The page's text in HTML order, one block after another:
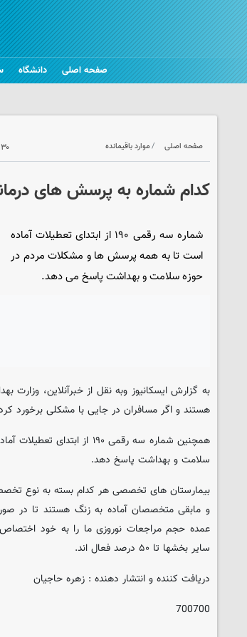
صفحه اصلی دانشگاه
صفحه اصلی موارد باقیمانده ۳۰ اسفند ۱۳۹۵ - ۱۳:۰۵
کدام شماره به پرسش های
شماره سه رقمی ۱۹۰ از ابتدای تعطیلات آماده
است تا به همه پرسش ها و مشکلات مردم در
حوزه سلامت و بهداشت پاسخ می دهد.
به گزارش ایسکانیوز وبه نقل از خبرآنلاین، وزارت
هستند و اگر مسافران در جایی با مشکلی برخورد
همچنین شماره سه رقمی ۱۹۰
سلامت و بهداشت پاسخ دهد.
بیمارستان های تخصصی هر کدام بسته به نوع
و مابقی متخصصان آماده به زنگ هستند تا در
سایر بخشها تا ۵۰ درصد فعال اند.
دریافت کننده و انتشار دهنده : زهره حاجیان
700700